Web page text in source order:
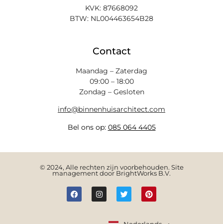
KVK: 87668092
BTW: NL004463654B28
Contact
Maandag – Zaterdag
09:00 – 18:00
Zondag – Gesloten
info@binnenhuisarchitect.com
Bel ons op: 085 064 4405
© 2024, Alle rechten zijn voorbehouden. Site
management door BrightWorks B.V.